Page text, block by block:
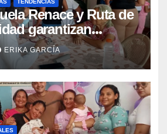
TENDENCIAS
Renace y Ruta de
garantizan
integral en
ERIKA GARCÍA